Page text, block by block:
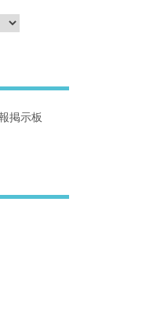
掲示板